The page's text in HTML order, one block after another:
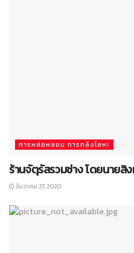
การหล่อหลอม การกลึงโลหะ
ร้านจัตุรัสรวมช่าง โดยนายสิ
ธันวาคม 27, 2020